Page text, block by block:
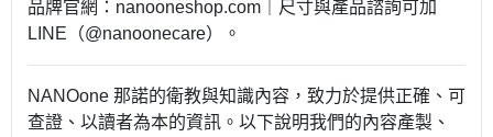
品牌官網：nanooneshop.com｜尺寸與產品諮詢可加
LINE（@nanoonecare）。
NANOone 那諾的衛教與知識內容，致力於提供正確、可
查證、以讀者為本的資訊。以下說明我們的內容產製、